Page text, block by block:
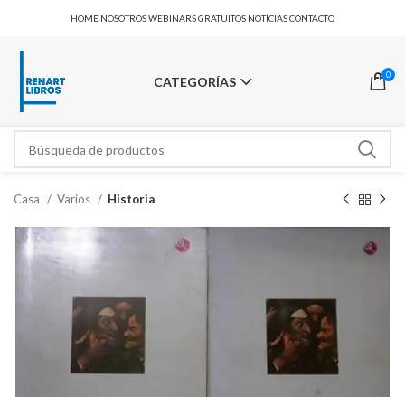
HOME NOSOTROSWEBINARS GRATUITOS NOTÍCIASCONTACTO
CATEGORÍAS 0
Casa Varios Historia